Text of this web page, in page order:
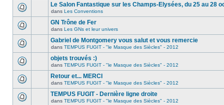
Le Salon Fantastique sur les Champs-Elysées, du 25 au 28
dans Les Conventions
GN Trône de Fer
dans Les GNs et leur univers
Gabriel de Montgomery vous salut et vous remercie
dans TEMPUS FUGIT - "le Masque des Siècles" - 2012
objets trouvés :)
dans TEMPUS FUGIT - "le Masque des Siècles" - 2012
Retour et... MERCI
dans TEMPUS FUGIT - "le Masque des Siècles" - 2012
TEMPUS FUGIT - Dernière ligne droite
dans TEMPUS FUGIT - "le Masque des Siècles" - 2012